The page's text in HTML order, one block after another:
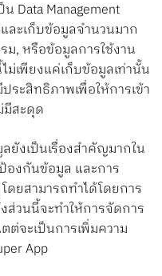
Data Management
ละเก็บข้อมูลจำนวนมาก
ม, หรือข้อมูลการใช้งาน
ม่เพียงแค่เก็บข้อมูลเท่านั้น
ะสิทธิภาพเพื่อให้การเข้า
มีสะดุด
งเป็นเรื่องสำคัญมากใน
องกันข้อมูล และการ
ดยสามารถทำได้โดยการ
ส่วนนี้จะทำให้การจัดการ
จะเป็นการเพิ่มความ
App